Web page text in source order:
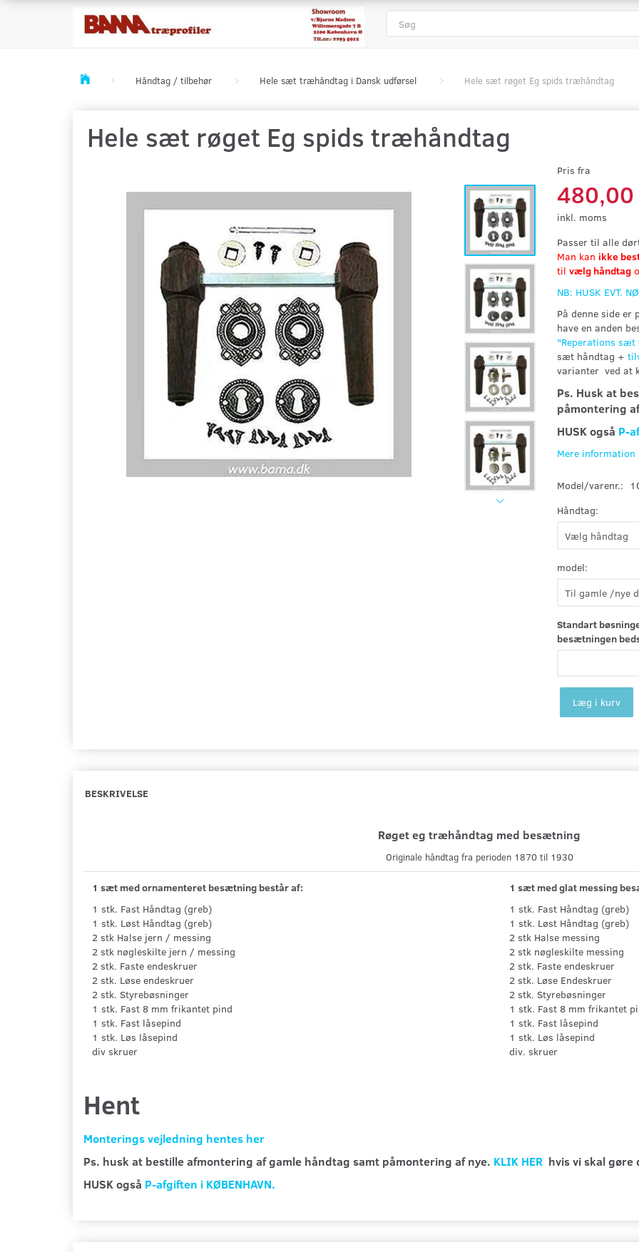
Håndtag / tilbehør Hele sæt træhåndtag i Dansk udførsel Hele sæt røget Eg spids træhåndtag
Hele sæt røget Eg spids træhåndtag
Pris fra
480,00
inkl. moms
Passer til alle
Man kan ikke
tilvælg håndtag
NB: HUSK EVT.
På denne side er
have en anden
"Reperations
sæt håndtag +
varianter ved at
Ps. Husk at
påmontering
HUSK også P-
Mere information
Model/varenr.:
Håndtag:
model:
Standart
besætningen
Læg i kurv
BESKRIVELSE
Røget eg træhåndtag med besætning
Originale håndtag fra perioden 1870 til 1930
1 sæt med ornamenteret besætning består af:
1 stk. Fast Håndtag (greb)
1 stk. Løst Håndtag (greb)
2 stk Halse jern / messing
2 stk nøgleskilte jern / messing
2 stk. Faste endeskruer
2 stk. Løse endeskruer
2 stk. Styrebøsninger
1 stk. Fast 8 mm frikantet pind
1 stk. Fast låsepind
1 stk. Løs låsepind
div skruer
1 sæt med glat messing
1 stk. Fast Håndtag (greb)
1 stk. Løst Håndtag (greb)
2 stk Halse messing
2 stk nøgleskilte messing
2 stk. Faste endeskruer
2 stk. Løse Endeskruer
2 stk. Styrebøsninger
1 stk. Fast 8 mm frikantet
1 stk. Fast låsepind
1 stk. Løs låsepind
div. skruer
Hent
Monterings vejledning hentes her
Ps. husk at bestille afmontering af gamle håndtag samt påmontering af nye. KLIK HER hvis vi skal gøre
HUSK også P-afgiften i KØBENHAVN.